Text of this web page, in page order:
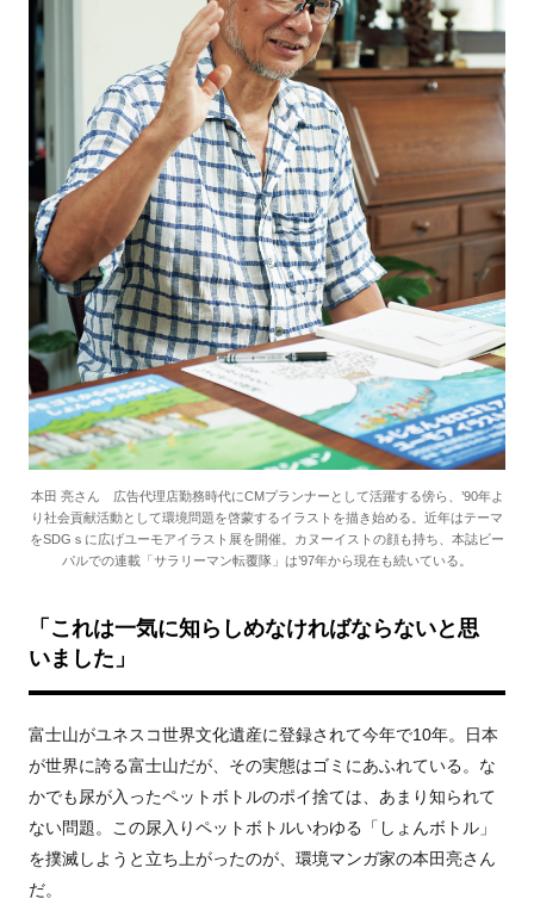
本田 亮さん 広告代理店勤務時代にCMプランナーとして活躍する傍ら、’90年よ
り社会貢献活動として環境問題を啓蒙するイラストを描き始める。近年はテーマ
をSDGｓに広げユーモアイラスト展を開催。カヌーイストの顔も持ち、本誌ビー
パルでの連載「サラリーマン転覆隊」は’97年から現在も続いている。
「これは一気に知らしめなければならないと思
いました」
富士山がユネスコ世界文化遺産に登録されて今年で10年。日本
が世界に誇る富士山だが、その実態はゴミにあふれている。な
かでも尿が入ったペットボトルのポイ捨ては、あまり知られて
ない問題。この尿入りペットボトルいわゆる「しょんボトル」
を撲滅しようと立ち上がったのが、環境マンガ家の本田亮さん
だ。